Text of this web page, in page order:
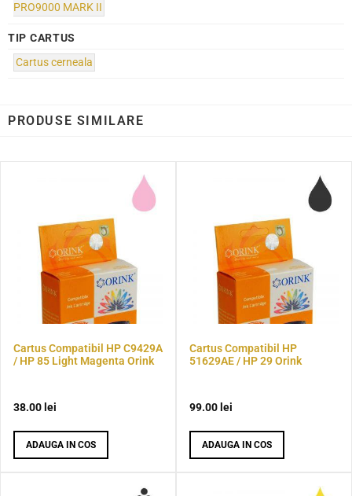
PRO9000 MARK II
TIP CARTUS
Cartus cerneala
PRODUSE SIMILARE
Cartus Compatibil HP C9429A
/ HP 85 Light Magenta Orink
38.00 lei
ADAUGA IN COS
Cartus Compatibil HP
51629AE / HP 29 Orink
99.00 lei
ADAUGA IN COS